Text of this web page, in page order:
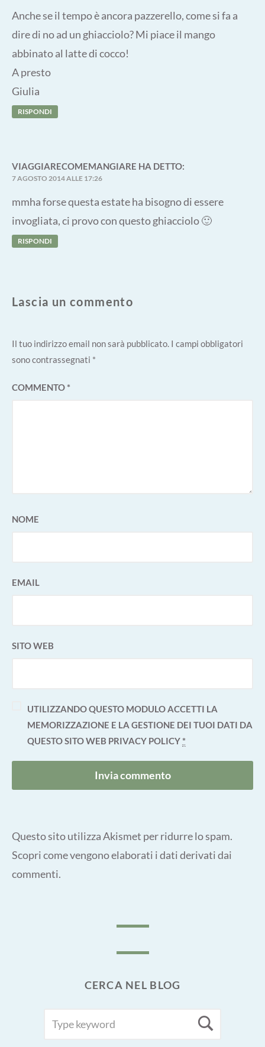
Anche se il tempo è ancora pazzerello, come si fa a
dire di no ad un ghiacciolo? Mi piace il mango
abbinato al latte di cocco!
A presto
Giulia
RISPONDI
VIAGGIARECOMEMANGIARE HA DETTO:
7 AGOSTO 2014 ALLE 17:26
mmha forse questa estate ha bisogno di essere
invogliata, ci provo con questo ghiacciolo 🙂
RISPONDI
Lascia un commento
Il tuo indirizzo email non sarà pubblicato. I campi obbligatori
sono contrassegnati *
COMMENTO*
NOME
EMAIL
SITO WEB
UTILIZZANDO QUESTO MODULO ACCETTI LA
MEMORIZZAZIONE E LA GESTIONE DEI TUOI DATI DA
QUESTO SITO WEB PRIVACY POLICY*
Questo sito utilizza Akismet per ridurre lo spam.
Scopri come vengono elaborati i dati derivati dai
commenti.
CERCA NEL BLOG
FOR: